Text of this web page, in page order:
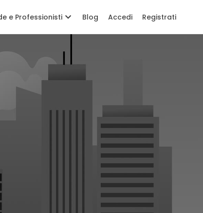
e Professionisti Blog Accedi Registrati